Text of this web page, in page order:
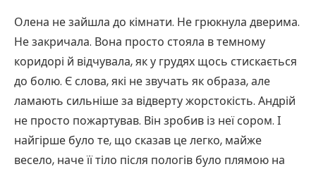
Олена не зайшла до кімнати. Не грюкнула дверима.
Не закричала. Вона просто стояла в темному
коридорі й відчувала, як у грудях щось стискається
до болю. Є слова, які не звучать як образа, але
ламають сильніше за відверту жорстокість. Андрій
не просто пожартував. Він зробив із неї сором. І
найгірше було те, що сказав це легко, майже
весело, наче її тіло після пологів було плямою на